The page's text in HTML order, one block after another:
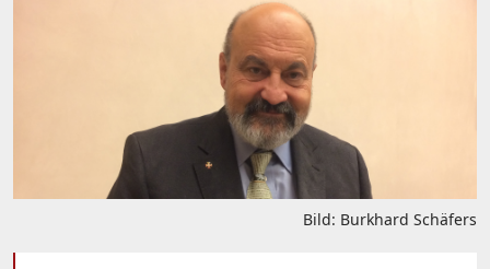
Bild: Burkhard Schäfers